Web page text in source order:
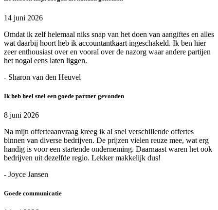
14 juni 2026
Omdat ik zelf helemaal niks snap van het doen van aangiftes en alles
wat daarbij hoort heb ik accountantkaart ingeschakeld. Ik ben hier
zeer enthousiast over en vooral over de nazorg waar andere partijen
het nogal eens laten liggen.
- Sharon van den Heuvel
Ik heb heel snel een goede partner gevonden
8 juni 2026
Na mijn offerteaanvraag kreeg ik al snel verschillende offertes
binnen van diverse bedrijven. De prijzen vielen reuze mee, wat erg
handig is voor een startende onderneming. Daarnaast waren het ook
bedrijven uit dezelfde regio. Lekker makkelijk dus!
- Joyce Jansen
Goede communicatie